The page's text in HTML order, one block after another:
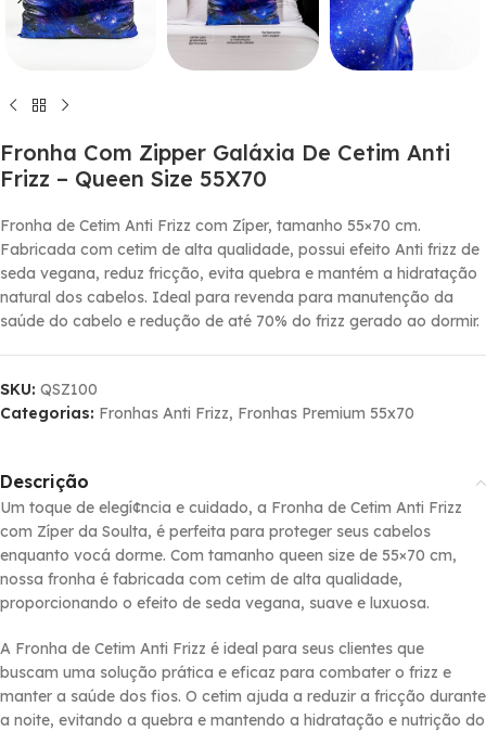
Fronha Com Zipper Galáxia De Cetim Anti
Frizz – Queen Size 55X70
Fronha de Cetim Anti Frizz com Zí­per, tamanho 55×70 cm.
Fabricada com cetim de alta qualidade, possui efeito Anti frizz de
seda vegana, reduz fricção, evita quebra e mantém a hidratação
natural dos cabelos. Ideal para revenda para manutenção da
saúde do cabelo e redução de até 70% do frizz gerado ao dormir.
SKU: QSZ100
Categorias: Fronhas Anti Frizz, Fronhas Premium 55x70
Descrição
Um toque de elegí¢ncia e cuidado, a Fronha de Cetim Anti Frizz
com Zí­per da Soulta, é perfeita para proteger seus cabelos
enquanto vocá dorme. Com tamanho queen size de 55×70 cm,
nossa fronha é fabricada com cetim de alta qualidade,
proporcionando o efeito de seda vegana, suave e luxuosa.
A Fronha de Cetim Anti Frizz é ideal para seus clientes que
buscam uma solução prática e eficaz para combater o frizz e
manter a saúde dos fios. O cetim ajuda a reduzir a fricção durante
a noite, evitando a quebra e mantendo a hidratação e nutrição do